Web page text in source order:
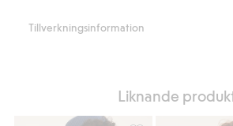
Tillverkningsinformation
Liknande